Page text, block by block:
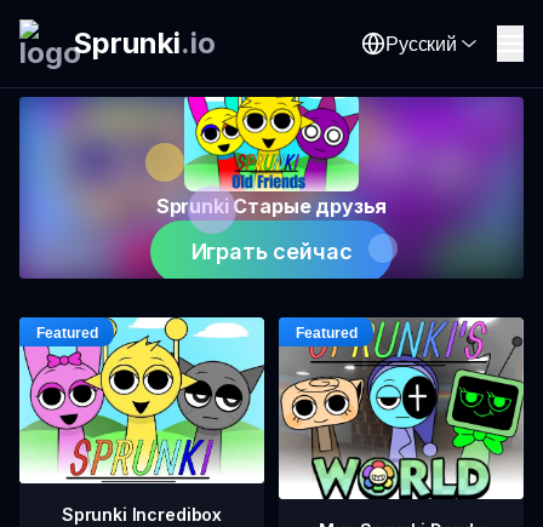
Sprunki.io Русский
Sprunki Старые друзья
Играть сейчас
Sprunki Incredibox